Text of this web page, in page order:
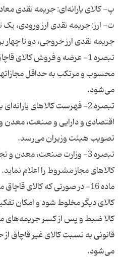
ت- ارز: جریمه نقدی ارز ورودی، یک
تبصره 1- عرضه و فروش کالای
محسوب و مرتکب به حداقل
تبصره 2- فهرست کالاهای
اقتصادی و دارایی و صنعت، معدن
تبصره 3- وزارت صنعت،
کالای دیگر مخلوط شود و امکان
کالا ضبط و پس از کسر جریمه‌های
قانونی به نسبت کالای غیر قاچاق